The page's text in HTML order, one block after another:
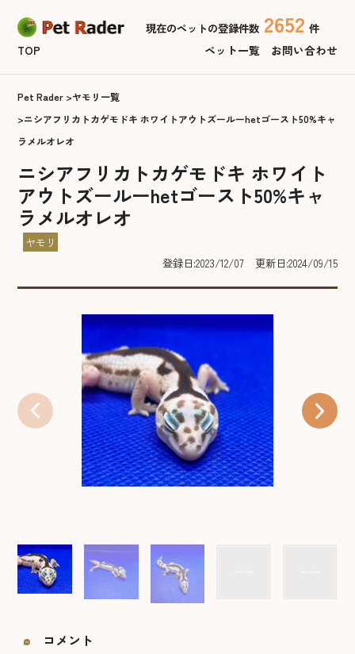
現在のペットの登録件数 2652 件
TOP
ペット一覧 お問い合わせ
Pet Rader
ヤモリ一覧
ニシアフリカトカゲモドキ ホワイトアウトズールーhetゴースト50%キャ
ラメルオレオ
ニシアフリカトカゲモドキ ホワイト
アウトズールーhetゴースト50%キャ
ラメルオレオ
ヤモリ
登録日:2023/12/07
更新日:2024/09/15
コメント